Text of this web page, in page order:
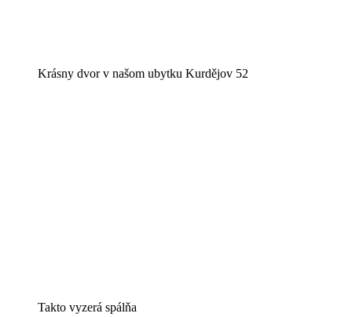
Krásny dvor v našom ubytku Kurdějov 52
Takto vyzerá spálňa